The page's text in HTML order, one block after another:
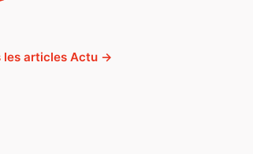
les articles Actu →